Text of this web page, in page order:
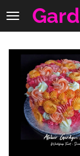
Ga
de
hoofdinhoud